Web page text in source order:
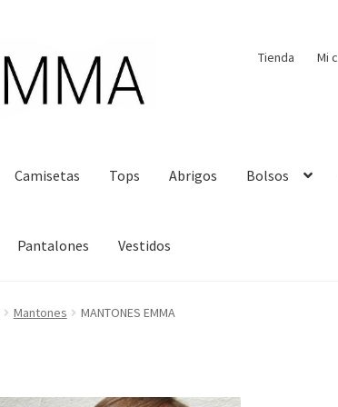
Tienda Mi
Camisetas Tops Abrigos Bolsos
Pantalones Vestidos
Mantones MANTONES EMMA